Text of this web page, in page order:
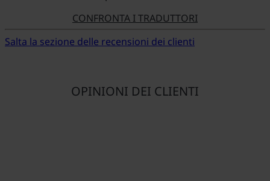
CONFRONTA I TRADUTTORI
Salta la sezione delle recensioni dei clienti
OPINIONI DEI CLIENTI